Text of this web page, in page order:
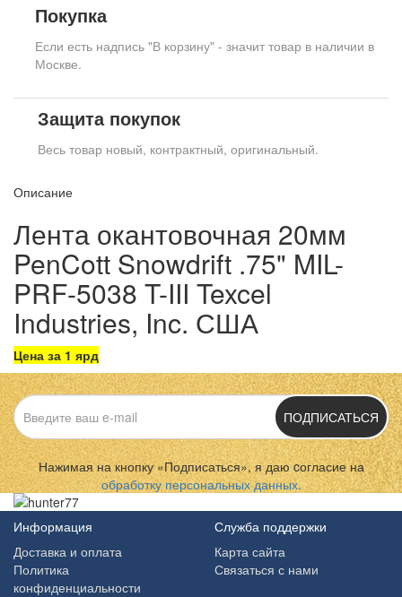
Покупка
Если есть надпись "В корзину" - значит товар в наличии в
Москве.
Защита покупок
Весь товар новый, контрактный, оригинальный.
Описание
Лента окантовочная 20мм
PenCott Snowdrift .75" MIL-
PRF-5038 T-III Texcel
Industries, Inc. США
Цена за 1 ярд
ПОДПИСАТЬСЯ
Нажимая на кнопку «Подписаться», я даю cогласие на
обработку персональных данных.
Информация
Доставка и оплата
Политика
конфиденциальности
Служба поддержки
Карта сайта
Связаться с нами